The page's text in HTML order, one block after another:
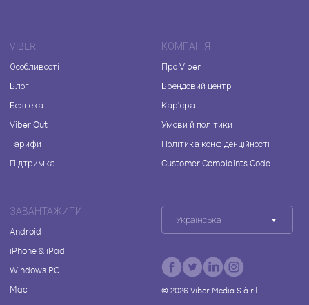
VIBER
Особливості
Блог
Безпека
Viber Out
Тарифи
Підтримка
КОМПАНІЯ
Про Viber
Брендовий центр
Кар'єра
Умови й політики
Політика конфіденційності
Customer Complaints Code
ЗАВАНТАЖИТИ
Android
iPhone & iPad
Windows PC
Mac
Українська
© 2026Viber Media S.à r.l.